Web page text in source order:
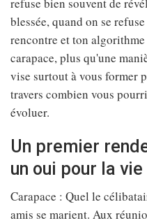
blessée, quand on se
rencontre et ton
carapace, plus qu'une
vise surtout à vous former
travers combien vous
évoluer.
Un premier
un oui pour la vie
Carapace : Quel le
amis se marient. Aux